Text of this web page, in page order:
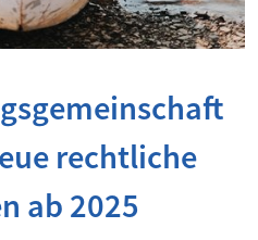
rechtliche
ab 2025